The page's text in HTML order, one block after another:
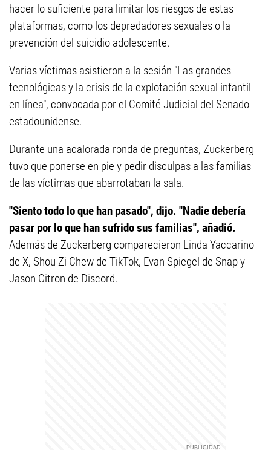
hacer lo suficiente para limitar los riesgos de estas
plataformas, como los depredadores sexuales o la
prevención del suicidio adolescente.
Varias víctimas asistieron a la sesión "Las grandes
tecnológicas y la crisis de la explotación sexual infantil
en línea", convocada por el Comité Judicial del Senado
estadounidense.
Durante una acalorada ronda de preguntas, Zuckerberg
tuvo que ponerse en pie y pedir disculpas a las familias
de las víctimas que abarrotaban la sala.
"Siento todo lo que han pasado", dijo. "Nadie debería
pasar por lo que han sufrido sus familias", añadió.
Además de Zuckerberg comparecieron Linda Yaccarino
de X, Shou Zi Chew de TikTok, Evan Spiegel de Snap y
Jason Citron de Discord.